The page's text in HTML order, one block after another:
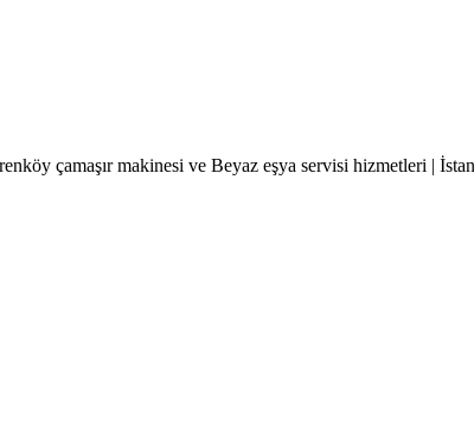
çamaşır makinesi ve Beyaz eşya servisi hizmetleri |